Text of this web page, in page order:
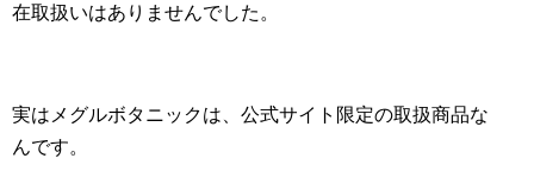
在取扱いはありませんでした。
実はメグルボタニックは、公式サイト限定の取扱商品な
んです。